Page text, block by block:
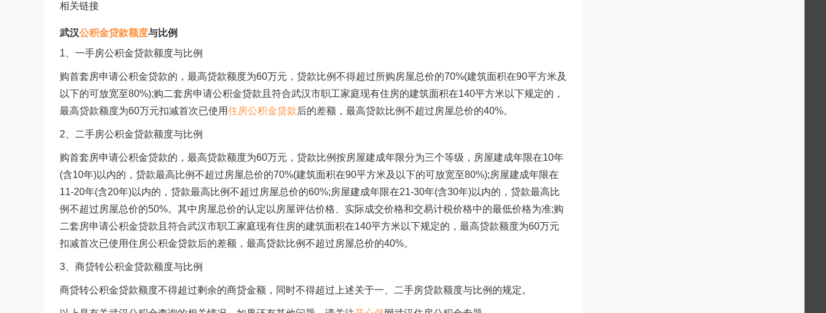
相关链接
武汉公积金贷款额度与比例
1、一手房公积金贷款额度与比例
购首套房申请公积金贷款的，最高贷款额度为60万元，贷款比例不得超过所购房屋总价的70%(建筑面积在90平方米及
以下的可放宽至80%);购二套房申请公积金贷款且符合武汉市职工家庭现有住房的建筑面积在140平方米以下规定的，
最高贷款额度为60万元扣减首次已使用住房公积金贷款后的差额，最高贷款比例不超过房屋总价的40%。
2、二手房公积金贷款额度与比例
购首套房申请公积金贷款的，最高贷款额度为60万元，贷款比例按房屋建成年限分为三个等级，房屋建成年限在10年
(含10年)以内的，贷款最高比例不超过房屋总价的70%(建筑面积在90平方米及以下的可放宽至80%);房屋建成年限在
11-20年(含20年)以内的，贷款最高比例不超过房屋总价的60%;房屋建成年限在21-30年(含30年)以内的，贷款最高比
例不超过房屋总价的50%。其中房屋总价的认定以房屋评估价格、实际成交价格和交易计税价格中的最低价格为准;购
二套房申请公积金贷款且符合武汉市职工家庭现有住房的建筑面积在140平方米以下规定的，最高贷款额度为60万元
扣减首次已使用住房公积金贷款后的差额，最高贷款比例不超过房屋总价的40%。
3、商贷转公积金贷款额度与比例
商贷转公积金贷款额度不得超过剩余的商贷金额，同时不得超过上述关于一、二手房贷款额度与比例的规定。